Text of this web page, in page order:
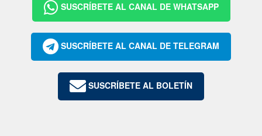
SUSCRÍBETE AL CANAL DE WHATSAPP
SUSCRÍBETE AL CANAL DE TELEGRAM
SUSCRÍBETE AL BOLETÍN